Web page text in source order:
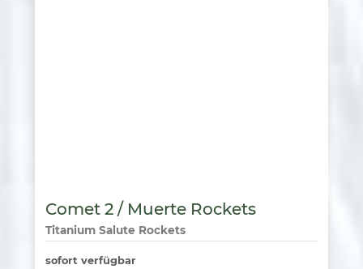
Comet 2 / Muerte Rockets
Titanium Salute Rockets
sofort verfügbar